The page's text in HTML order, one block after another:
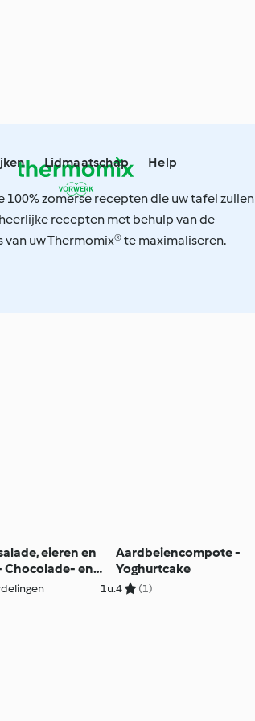
Lidmaatschap Help
zomerse recepten die uw tafel zullen
recepten met behulp van de
uw Thermomix® te maximaliseren.
eieren en
Chocolade- en
1u.
Aardbeiencompote -
Yoghurtcake
4 (1)